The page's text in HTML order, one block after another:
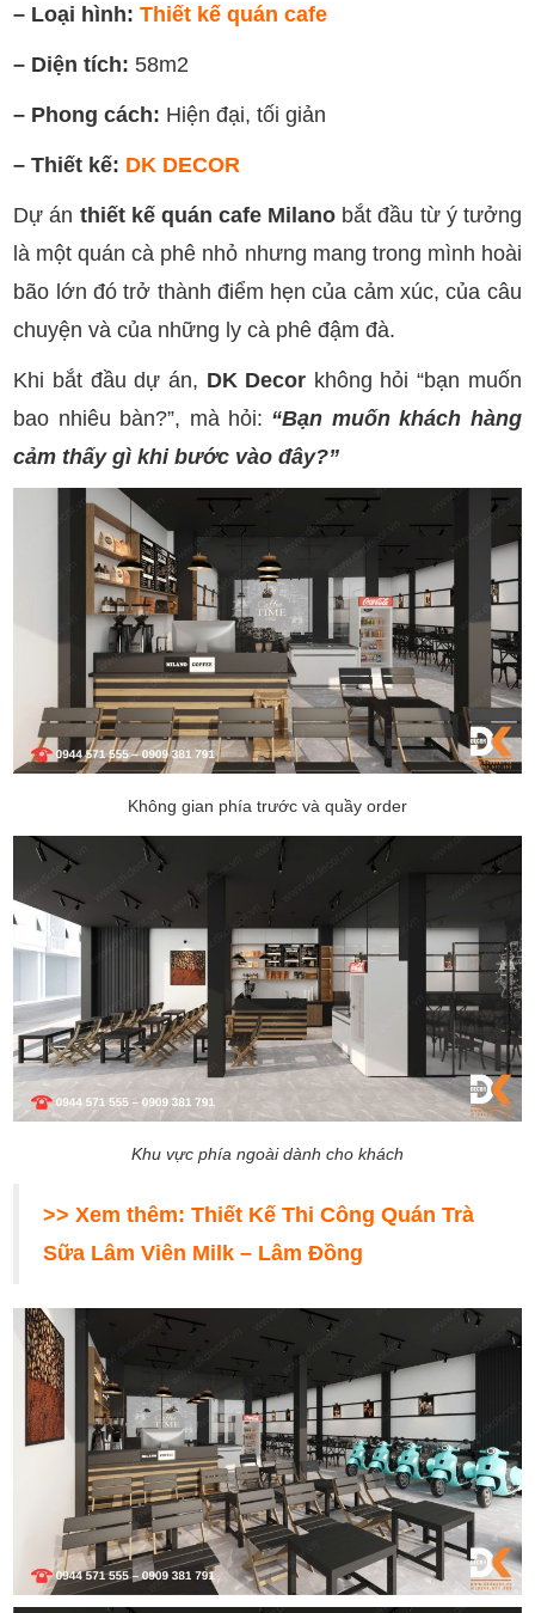
– Loại hình: Thiết kế quán cafe
– Diện tích: 58m2
– Phong cách: Hiện đại, tối giản
– Thiết kế: DK DECOR
Dự án thiết kế quán cafe Milano bắt đầu từ ý tưởng
là một quán cà phê nhỏ nhưng mang trong mình hoài
bão lớn đó trở thành điểm hẹn của cảm xúc, của câu
chuyện và của những ly cà phê đậm đà.
Khi bắt đầu dự án, DK Decor không hỏi “bạn muốn
bao nhiêu bàn?”, mà hỏi: “Bạn muốn khách hàng
cảm thấy gì khi bước vào đây?”
Không gian phía trước và quầy order
Khu vực phía ngoài dành cho khách
>> Xem thêm:Thiết Kế Thi Công Quán Trà
Sữa Lâm Viên Milk – Lâm Đồng